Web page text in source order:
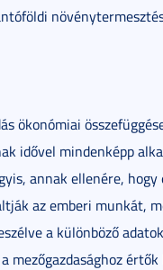
ökonómiai
idővel mindenképp
annak ellenére, hogy
az emberi munkát,
a különböző
értők